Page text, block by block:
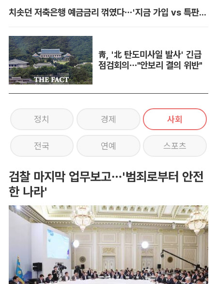
치솟던 저축은행 예금금리 꺾였다…'지금 가입 vs 특판 대기' 셈법 복잡
靑, '北 탄도미사일 발사' 긴급
점검회의…"안보리 결의 위반"
정치 경제 사회
전국 연예 스포츠
검찰 마지막 업무보고…'범죄로부터 안전
한 나라'